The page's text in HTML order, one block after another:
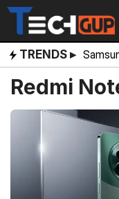
Skip
content
TRENDS ▸
Redmi